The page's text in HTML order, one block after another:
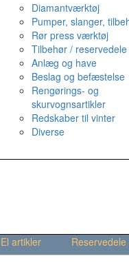
Diamantværktøj
Pumper, slanger,
Rør press værktøj
Tilbehør / reservedele
Anlæg og have
Beslag og befæstelse
Rengørings- og
skurvognsartikler
Redskaber til vinter
Diverse
El artikler
Reservedele